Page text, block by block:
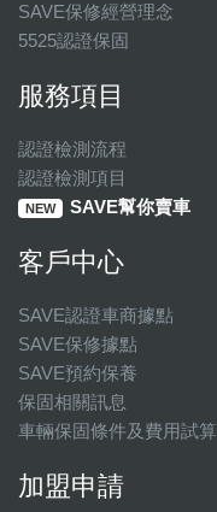
SAVE保修經營理念
5525認證保固
服務項目
認證檢測流程
認證檢測項目
NEW SAVE幫你賣車
客戶中心
SAVE認證車商據點
SAVE保修據點
SAVE預約保養
保固相關訊息
車輛保固條件及費用試算
加盟申請